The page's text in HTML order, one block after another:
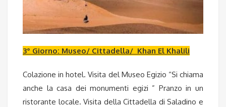
3° Giorno: Museo/ Cittadella/ Khan El Khalili
Colazione in hotel. Visita del Museo Egizio “Si chiama
anche la casa dei monumenti egizi ” Pranzo in un
ristorante locale. Visita della Cittadella di Saladino e